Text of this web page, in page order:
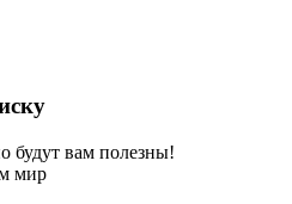
будут вам полезны!
мир